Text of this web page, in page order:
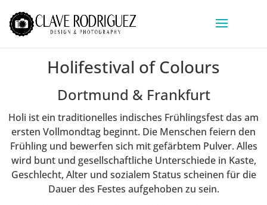
Holifestival of Colours
Dortmund & Frankfurt
Holi ist ein traditionelles indisches Frühlingsfest das am
ersten Vollmondtag beginnt. Die Menschen feiern den
Frühling und bewerfen sich mit gefärbtem Pulver. Alles
wird bunt und gesellschaftliche Unterschiede in Kaste,
Geschlecht, Alter und sozialem Status scheinen für die
Dauer des Festes aufgehoben zu sein.